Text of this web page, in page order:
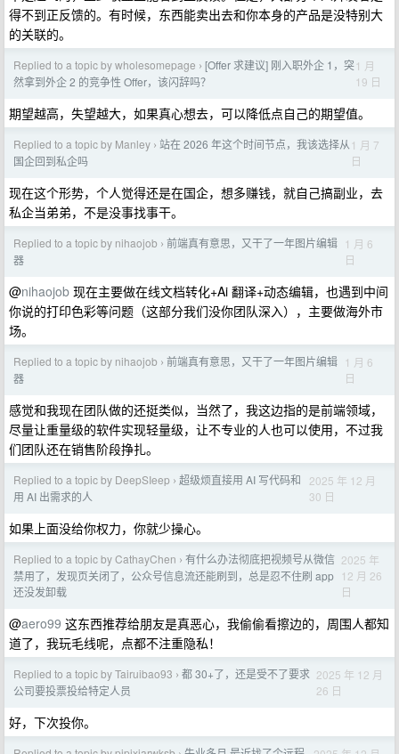
得不到正反馈的。有时候，东西能卖出去和你本身的产品是没特别大
的关联的。
Replied to a topic by wholesomepage › [Offer 求建议] 刚入职外企 1，突
然拿到外企 2 的竞争性 Offer，该闪辞吗？
1 月
19 日
期望越高，失望越大，如果真心想去，可以降低点自己的期望值。
Replied to a topic by Manley › 站在 2026 年这个时间节点，我该选择从
国企回到私企吗
1 月 7
日
现在这个形势，个人觉得还是在国企，想多赚钱，就自己搞副业，去
私企当弟弟，不是没事找事干。
Replied to a topic by nihaojob › 前端真有意思，又干了一年图片编辑
器
1 月 6
日
@nihaojob 现在主要做在线文档转化+Ai 翻译+动态编辑，也遇到中间
你说的打印色彩等问题（这部分我们没你团队深入），主要做海外市
场。
Replied to a topic by nihaojob › 前端真有意思，又干了一年图片编辑
器
1 月 6
日
感觉和我现在团队做的还挺类似，当然了，我这边指的是前端领域，
尽量让重量级的软件实现轻量级，让不专业的人也可以使用，不过我
们团队还在销售阶段挣扎。
Replied to a topic by DeepSIeep › 超级烦直接用 AI 写代码和
用 AI 出需求的人
2025 年 12 月
30 日
如果上面没给你权力，你就少操心。
Replied to a topic by CathayChen › 有什么办法彻底把视频号从微信
禁用了，发现页关闭了，公众号信息流还能刷到，总是忍不住刷 app
还没发卸载
2025 年
12 月 26
日
@aero99 这东西推荐给朋友是真恶心，我偷偷看擦边的，周围人都知
道了，我玩毛线呢，点都不注重隐私！
Replied to a topic by Tairuibao93 › 都 30+了，还是受不了要求
公司要投票投给特定人员
2025 年 12 月
26 日
好，下次投你。